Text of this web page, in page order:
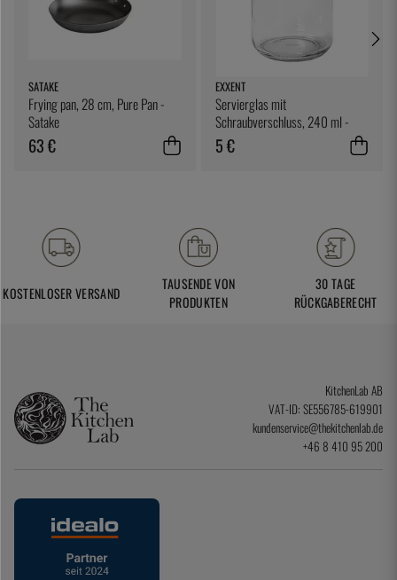
SATAKE
Frying pan, 28 cm, Pure Pan -
Satake
63 €
EXXENT
Servierglas mit
Schraubverschluss, 240 ml -
Exxent
5 €
KOSTENLOSER VERSAND
TAUSENDE VON
PRODUKTEN
30 TAGE
RÜCKGABERECHT
KitchenLab AB
VAT-ID: SE556785-619901
kundenservice@thekitchenlab.de
+46 8 410 95 200